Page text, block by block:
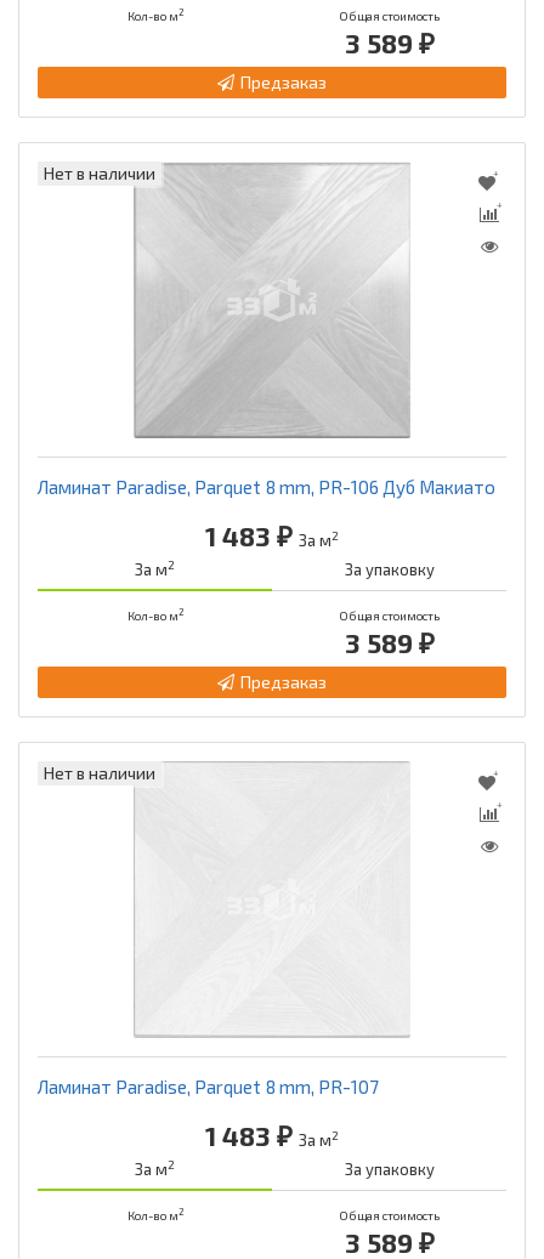
Кол-во м2 Общая стоимость
3 589 ₽
Предзаказ
Нет в наличии
Ламинат Paradise, Parquet 8 mm, PR-106 Дуб Макиато
1 483 ₽ За м2
За м2 За упаковку
Кол-во м2 Общая стоимость
3 589 ₽
Предзаказ
Нет в наличии
Ламинат Paradise, Parquet 8 mm, PR-107
1 483 ₽ За м2
За м2 За упаковку
Кол-во м2 Общая стоимость
3 589 ₽